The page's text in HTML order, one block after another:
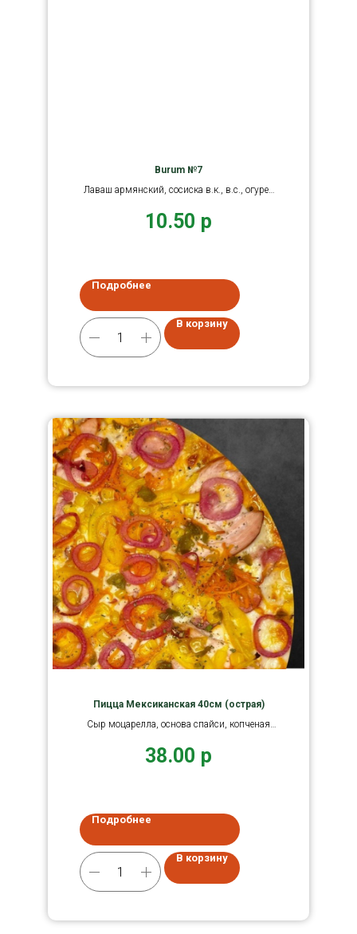
Burum №7
Лаваш армянский, сосиска в.к., в.с., огурец
10.50 р
Подробнее
В корзину
Пицца Мексиканская 40см (острая)
Сыр моцарелла, основа спайси, копченая
38.00 р
Подробнее
В корзину